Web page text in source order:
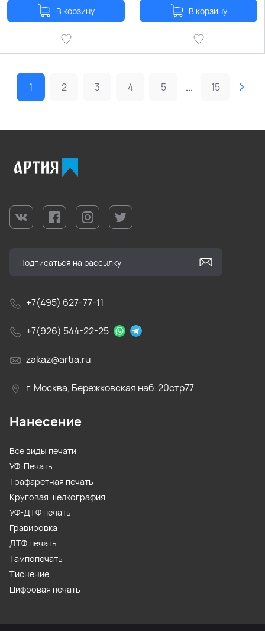
В корзину В корзину
1 2 3 4 5 ... 15
+7(495) 627-77-11
+7(926) 544-22-25
zakaz@artia.ru
г. Москва, Бережковская наб. 20стр77
Нанесение
Все виды печати
УФ-Печать
Трафаретная печать
Круговая шелкография
УФ-ДТФ печать
Гравировка
ДТФ печать
Тампопечать
Тиснение
Цифровая печать